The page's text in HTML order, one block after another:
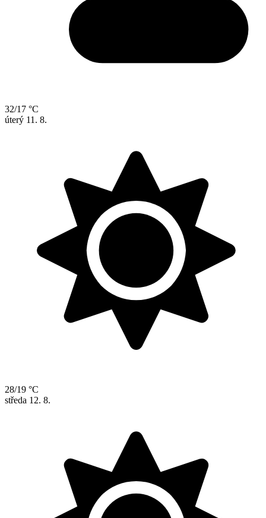
32/17 °C
úterý 11. 8.
28/19 °C
středa 12. 8.